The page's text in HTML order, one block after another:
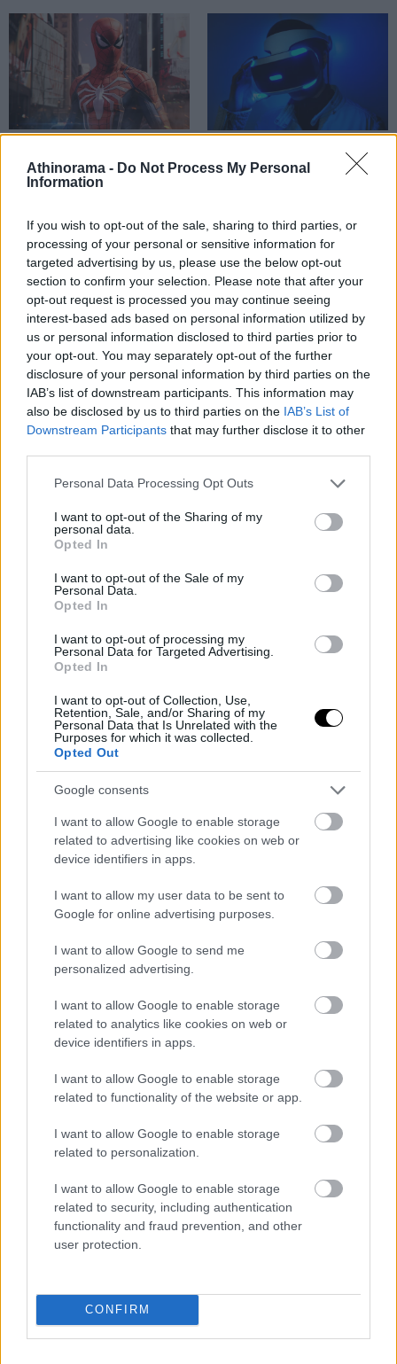
Athinorama - Do Not Process My Personal
Information
If you wish to opt-out of the sale, sharing to third parties, or
processing of your personal or sensitive information for
targeted advertising by us, please use the below opt-out
section to confirm your selection. Please note that after your
opt-out request is processed you may continue seeing
interest-based ads based on personal information utilized by
us or personal information disclosed to third parties prior to
your opt-out. You may separately opt-out of the further
disclosure of your personal information by third parties on the
IAB’s list of downstream participants. This information may
also be disclosed by us to third parties on the IAB’s List of
Downstream Participants that may further disclose it to other
Please note that this website/app uses one or more Google
not limited to your visit or usage behaviour. You may click to
grant or deny consent to Google and its third-party tags to
use your data for below specified purposes in below Google
consent section.
Personal Data Processing Opt Outs
I want to opt-out of the Sharing of my
personal data.
Opted In
I want to opt-out of the Sale of my
Personal Data.
Opted In
I want to opt-out of processing my
Personal Data for Targeted Advertising.
Opted In
I want to opt-out of Collection, Use,
Retention, Sale, and/or Sharing of my
Personal Data that Is Unrelated with the
Purposes for which it was collected.
Opted Out
Google consents
I want to allow Google to enable storage
related to advertising like cookies on web or
device identifiers in apps.
I want to allow my user data to be sent to
Google for online advertising purposes.
I want to allow Google to send me
personalized advertising.
I want to allow Google to enable storage
related to analytics like cookies on web or
device identifiers in apps.
I want to allow Google to enable storage
related to functionality of the website or app.
I want to allow Google to enable storage
related to personalization.
I want to allow Google to enable storage
related to security, including authentication
functionality and fraud prevention, and other
user protection.
CONFIRM
ορίζοντα, επίσημα
Τον Μάιο τελικά η επόμενη
αναβάθμιση των Windows
Galaxy Fold: υπάρχει πια
πολυτέλεια για προϊόντα...
έκδοσης 1.0;
ΣΗΜΕΡΑ
To The Odyssey "σπάει ταμεία" παντού,
στο σπίτι... του χρόνου
Η επική ταινία του Christopher Nolan δεν θα είναι διαθέσιμη για
αγορά, ενοικίαση ή streaming φέτος - όλοι οι λόγοι
ΣΤΟ ΠΡΟΣΚΗΝΙΟ
The Super Mario Bros Movie: το όνομα... "μετράει"
Η απίθανη εισπρακτική επιτυχία του απόδειξη της δύναμης των
συνολικά;
ΕΠΙΚΑΙΡΟΤΗΤΑ